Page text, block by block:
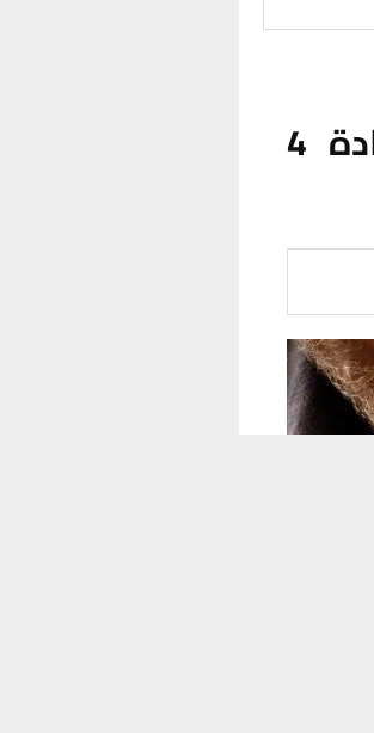
ذي قار: القبض على متهم وفق المادة 4